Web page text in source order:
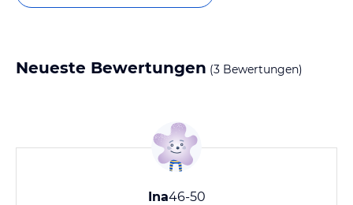
Neueste Bewertungen (3 Bewertungen)
Ina46-50